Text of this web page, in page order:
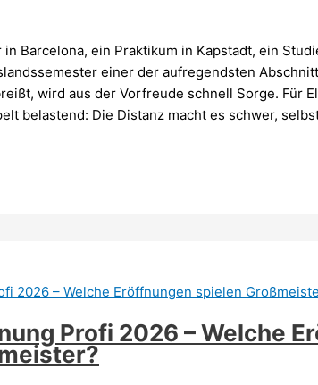
in Barcelona, ein Praktikum in Kapstadt, ein
einer der aufregendsten
wird aus der Vorfreude schnell Sorge. Für
belastend: Die Distanz macht es schwer,
Profi 2026 – Welche